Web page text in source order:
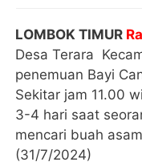
LOMBOK TIMUR
Desa Terara
penemuan Bayi
Sekitar jam 11.00
3-4 hari saat
mencari buah
(31/7/2024)